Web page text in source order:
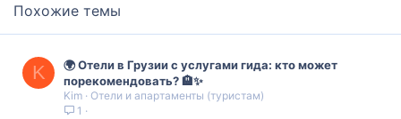
Похожие темы
K
🌍 Отели в Грузии с услугами гида: кто может
порекомендовать? 🏨✨
Kim Отели и апартаменты (туристам)
1